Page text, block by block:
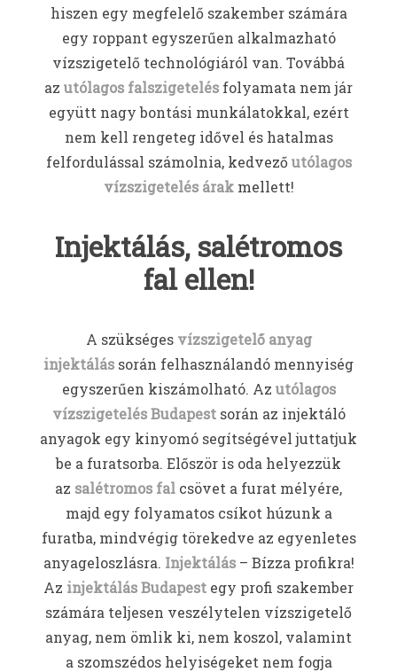
hiszen egy megfelelő szakember számára
egy roppant egyszerűen alkalmazható
vízszigetelő technológiáról van. Továbbá
az utólagos falszigetelés folyamata nem jár
együtt nagy bontási munkálatokkal, ezért
nem kell rengeteg idővel és hatalmas
felfordulással számolnia, kedvezőutólagos
vízszigetelés árakmellett!
Injektálás, salétromos
fal ellen!
A szükséges vízszigetelő anyag
injektálás során felhasználandó mennyiség
egyszerűen kiszámolható. Az utólagos
vízszigetelés Budapestsorán az injektáló
anyagok egy kinyomó segítségével juttatjuk
be a furatsorba. Először is oda helyezzük
az salétromos fal csövet a furat mélyére,
majd egy folyamatos csíkot húzunk a
furatba, mindvégig törekedve az egyenletes
anyageloszlásra. Injektálás– Bízza profikra!
Az injektálás Budapest egy profi szakember
számára teljesen veszélytelen vízszigetelő
anyag, nem ömlik ki, nem koszol, valamint
a szomszédos helyiségeket nem fogja